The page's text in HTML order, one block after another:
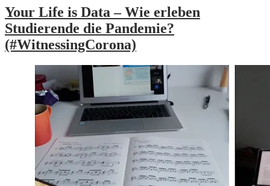
Your Life is Data – Wie erleben
Studierende die Pandemie?
(#WitnessingCorona)